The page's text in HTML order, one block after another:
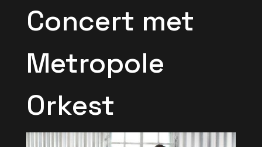
Concert met
Metropole
Orkest